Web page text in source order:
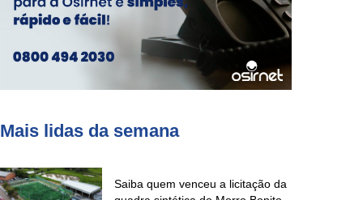
Mais lidas da semana
Saiba quem venceu a licitação da